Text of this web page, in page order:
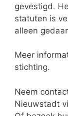
gevestigd.
statuten is
alleen
Meer
stichting.
Neem
Nieuwstadt